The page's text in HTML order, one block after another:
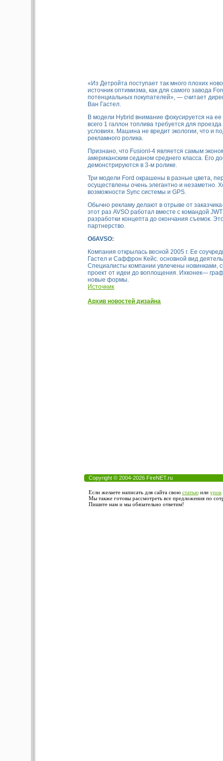
«Из Детройта поступает так много плохих
источник оптимизма, как для самого завода
потенциальных покупателей», — считает
Ван Гастел.
В модели Hybrid внимание фокусируется на
всего 1 галлон топлива требуется для
условиях. Машина не вредит экологии, что и
рекламного ролика.
Признано, что FusionI-4 является самым
американским седаном среднего класса. Его
демонстрируются в 3-м ролике.
Три модели Ford окрашены в разные цвета,
осуществлены очень элегантно и незаметно.
возможности Sync системы и GPS.
Обычно рекламу делают в отрыве от
этот раз AVSO работал вместе с командой
разработки концепта до окончания съемок.
партнерство.
ОбAVSO:
Компания открылась весной 2005 г. Ее
Гастел и Саффрон Кейс. основной вид
Специалисты компании увлечены новинками,
проект от идеи до воплощения. Ихконек—
новые формы.
Источник
Архив новостей дизайна
Copyright © 2004-2026 FireNET.ru
Если желаете написать для сайта свою статьюили урок
Мы также готовы рассмотреть все предложения по
Пишите нам и мы обязательно ответим!